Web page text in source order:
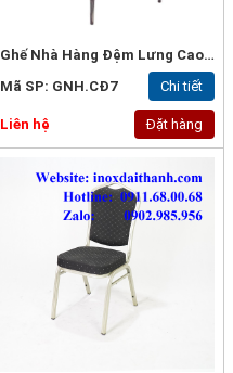
Ghế Nhà Hàng Đệm Lưng Cao Cấp
Mã SP: GNH.CĐ7
Chi tiết
Liên hệ Đặt hàng